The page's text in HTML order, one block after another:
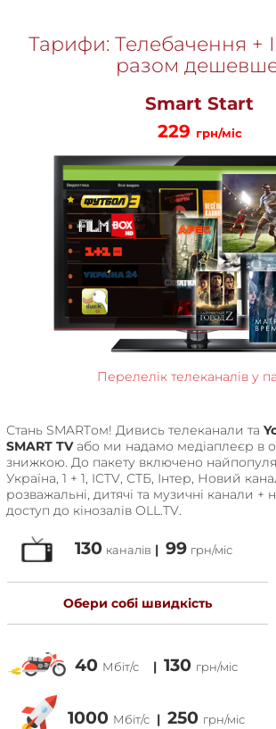
Тарифи: Телебачення +
разом
Smart Start
229 грн/міс
Перелелік телеканалів у
Стань SMARTом! Дивись телеканали та
SMART TVабо ми надамо медіаплеєр в
знижкою. До пакету включено
Україна, 1 + 1, ICTV, СТБ, Інтер, Новий
розважальні, дитячі та музичні канали
доступ до кінозалів OLL.TV.
130 каналів | 99 грн/міс
Обери собі швидкість
40 Мбіт/с | 130 грн/міс
1000 Мбіт/с | 250 грн/міс